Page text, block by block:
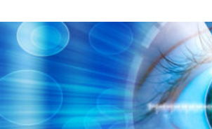
to
contentvinivida.lk